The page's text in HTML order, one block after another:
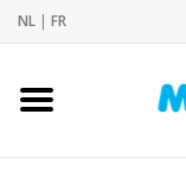
NL | FR
Home